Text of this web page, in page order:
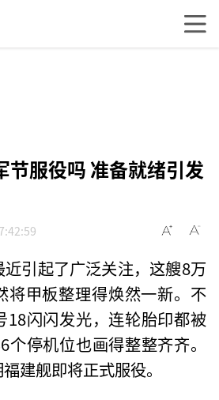
节服役吗 准备就绪引发
近引起了广泛关注，这艘8万
将甲板整理得焕然一新。不
18闪闪发光，连轮胎印都被
停机位也画得整整齐齐。
建舰即将正式服役。